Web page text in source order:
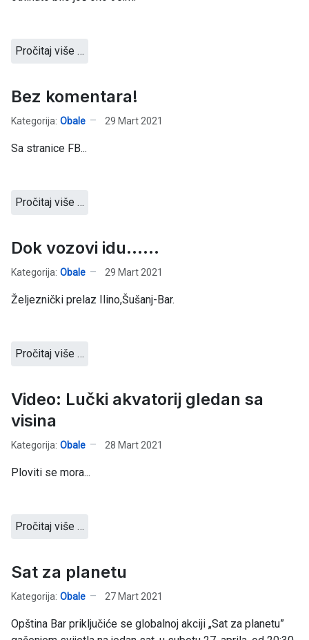
Pročitaj više …
Bez komentara!
Kategorija: Obale 29 Mart 2021
Sa stranice FB...
Pročitaj više …
Dok vozovi idu......
Kategorija: Obale 29 Mart 2021
Željeznički prelaz Ilino,Šušanj-Bar.
Pročitaj više …
Video: Lučki akvatorij gledan sa
visina
Kategorija: Obale 28 Mart 2021
Ploviti se mora...
Pročitaj više …
Sat za planetu
Kategorija: Obale 27 Mart 2021
Opština Bar priključiće se globalnoj akciji „Sat za planetu”